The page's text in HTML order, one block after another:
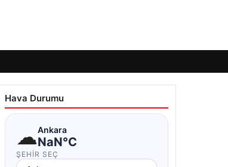
Hava Durumu
☁Ankara
NaN°C
ŞEHIR SEÇ